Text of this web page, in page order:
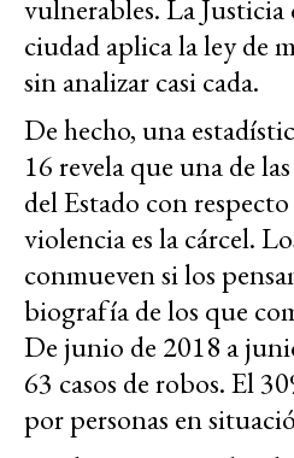
vulnerables. La
ciudad aplica la ley de
sin analizar casi cada.
De hecho, una
16 revela que una de
del Estado con
violencia es la cárcel.
conmueven si los
biografía de los que
De junio de 2018 a
63 casos de robos. El
por personas en